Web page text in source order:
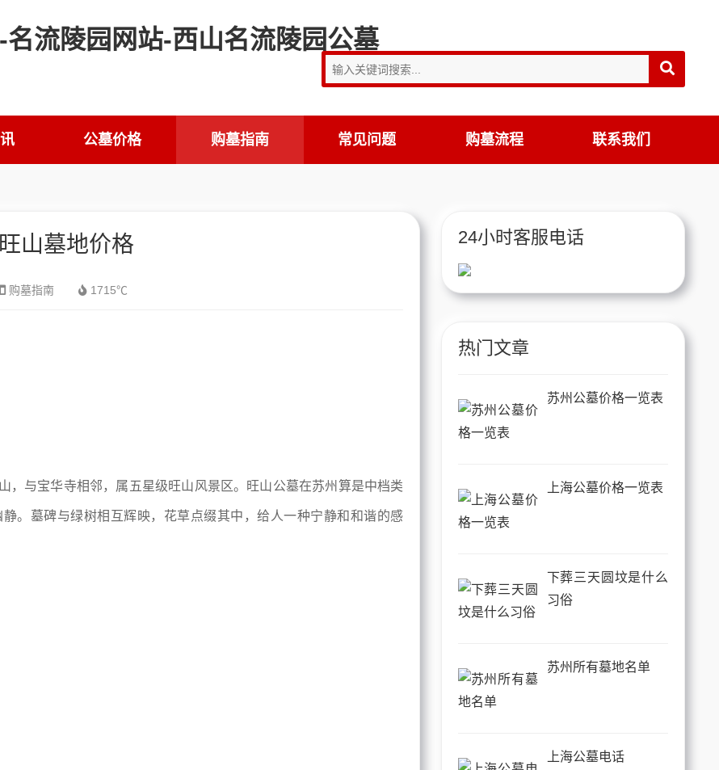
公墓价格 购墓指南 常见问题 购墓流程 联系我们
山墓地价格
购墓指南 1715℃
，与宝华寺相邻，属五星级旺山风景区。旺山公墓在苏州算是中档类
。墓碑与绿树相互辉映，花草点缀其中，给人一种宁静和和谐的感
24小时客服电话
热门文章
苏州公墓价格一览表
上海公墓价格一览表
下葬三天圆坟是什么
习俗
苏州所有墓地名单
上海公墓电话